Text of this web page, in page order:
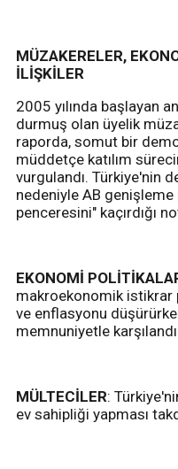
MÜZAKERELER,
İLİŞKİLER
2005 yılında başlayan
durmuş olan üyelik
raporda, somut bir
müddetçe katılım
vurgulandı. Türkiye'nin
nedeniyle AB
penceresini" kaçırdığı
EKONOMİ
makroekonomik istikrar
ve enflasyonu
memnuniyetle karşılandı.
MÜLTECİLER:
ev sahipliği yapması